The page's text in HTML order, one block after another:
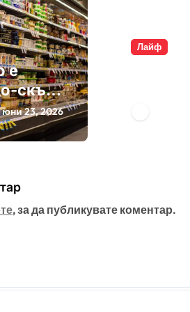
е
скъп
юни 23, 2026
Лайф
, за да публикувате коментар.